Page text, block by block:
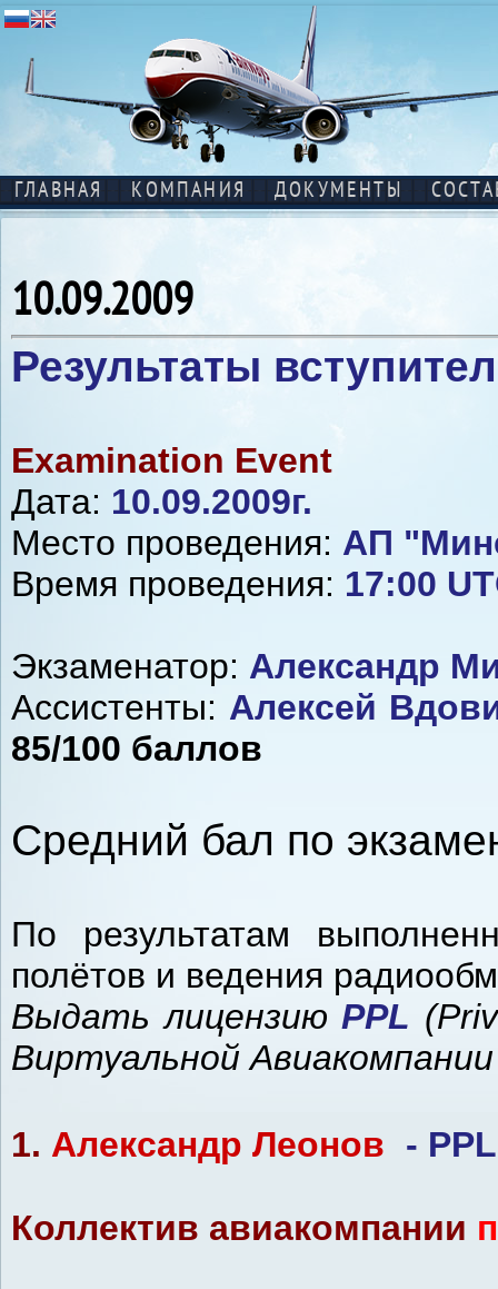
ГЛАВНАЯ КОМПАНИЯ ДОКУМЕНТЫ
10.09.2009
Результаты
Examination Event
Дата: 10.09.2009г.
Место проведения: АП
Время проведения: 17:00
Экзаменатор: Александр
Ассистенты: Алексей
85/100 баллов
Средний бал по
По результатам
полётов и ведения
Выдать лицензиюPPL
Виртуальной
1. Александр Леонов -
Коллектив авиакомпании